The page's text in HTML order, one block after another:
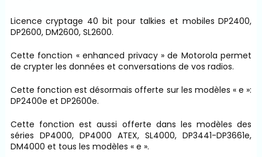
Licence cryptage 40 bit pour talkies et mobiles DP2400,
DP2600, DM2600, SL2600.
Cette fonction « enhanced privacy » de Motorola permet
de crypter les données et conversations de vos radios.
Cette fonction est désormais offerte sur les modèles « e »:
DP2400e et DP2600e.
Cette fonction est aussi offerte dans les modèles des
séries DP4000, DP4000 ATEX, SL4000, DP3441-DP3661e,
DM4000 et tous les modèles « e ».